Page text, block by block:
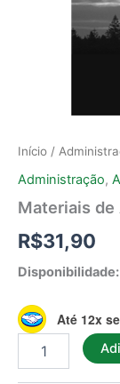
Início /
Administração,
Materiais de
R$31,90
Disponibilidade:
Até 12x